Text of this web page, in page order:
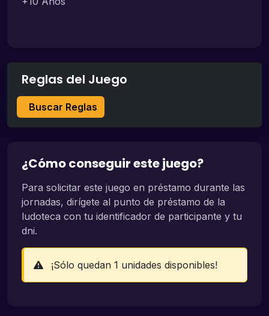
Reglas del Juego
Buscar Reglas
¿Cómo conseguir este juego?
Para solicitar este juego en préstamo durante las
jornadas, dirígete al punto de préstamo de la
ludoteca con tu identificador de participante y tu
dni.
¡Sólo quedan 1 unidades disponibles!